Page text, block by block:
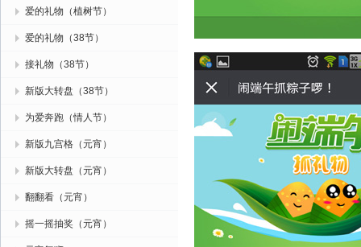
爱的礼物（植树节）
爱的礼物（38节）
接礼物（38节）
新版大转盘（38节）
为爱奔跑（情人节）
新版九宫格（元宵）
新版大转盘（元宵）
翻翻看（元宵）
摇一摇抽奖（元宵）